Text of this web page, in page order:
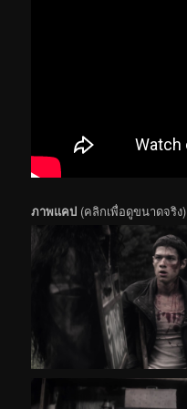
ภาพแคป (คลิกเพื่อดูขนาดจริง)